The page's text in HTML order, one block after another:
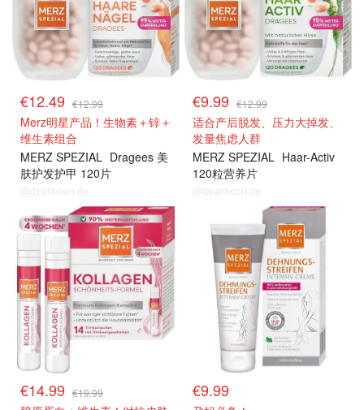
€12.49 €12.99
Merz明星产品！生物素＋锌＋
维生素组合
MERZ SPEZIAL Dragees 美
肤护发护甲 120片
@dealmoon.de
€9.99 €12.99
适合产后脱发、压力大掉发、
发量焦虑人群
MERZ SPEZIAL Haar-Activ
120粒营养片
@dealmoon.de
€14.99 €19.99 €9.99